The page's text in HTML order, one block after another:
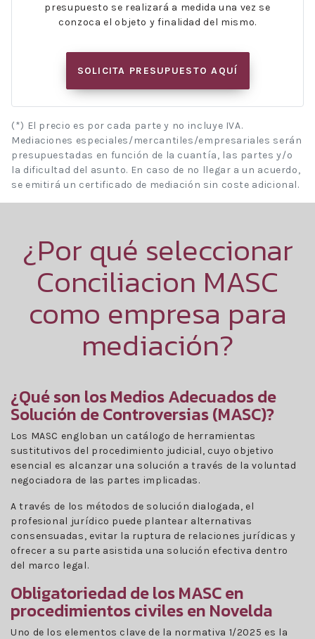
presupuesto se realizará a medida una vez se
conzoca el objeto y finalidad del mismo.
SOLICITA PRESUPUESTO AQUÍ
(*) El precio es por cada parte y no incluye IVA.
Mediaciones especiales/mercantiles/empresariales serán
presupuestadas en función de la cuantía, las partes y/o
la dificultad del asunto. En caso de no llegar a un acuerdo,
se emitirá un certificado de mediación sin coste adicional.
¿Por qué seleccionar
Conciliacion MASC
como empresa para
mediación?
¿Qué son los Medios Adecuados de
Solución de Controversias (MASC)?
Los MASC engloban un catálogo de herramientas
sustitutivos del procedimiento judicial, cuyo objetivo
esencial es alcanzar una solución a través de la voluntad
negociadora de las partes implicadas.
A través de los métodos de solución dialogada, el
profesional jurídico puede plantear alternativas
consensuadas, evitar la ruptura de relaciones jurídicas y
ofrecer a su parte asistida una solución efectiva dentro
del marco legal.
Obligatoriedad de los MASC en
procedimientos civiles en Novelda
Uno de los elementos clave de la normativa 1/2025 es la